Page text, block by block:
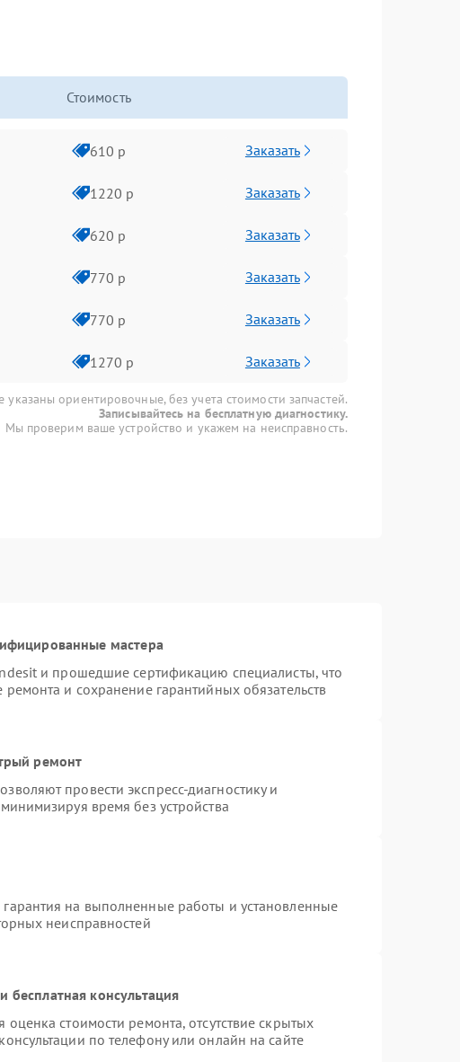
Стоимость
610 р Заказать
1220 р Заказать
620 р Заказать
770 р Заказать
770 р Заказать
1270 р Заказать
указаны ориентировочные, без учета стоимости запчастей.
Записывайтесь на бесплатную диагностику.
Мы проверим ваше устройство и укажем на неисправность.
мастера
и прошедшие сертификацию специалисты, что
ремонта и сохранение гарантийных обязательств
ремонт
провести экспресс-диагностику и
время без устройства
на выполненные работы и установленные
неисправностей
бесплатная консультация
стоимости ремонта, отсутствие скрытых
по телефону или онлайн на сайте